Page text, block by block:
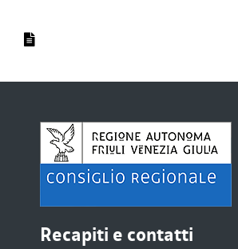
Recapiti e contatti